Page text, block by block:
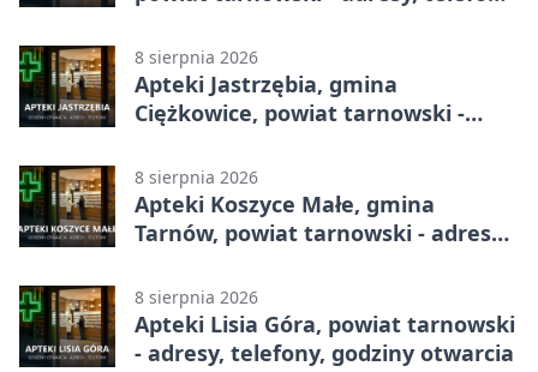
8 sierpnia 2026
Apteki Jastrzębia, gmina
Ciężkowice, powiat tarnowski -
8 sierpnia 2026
Apteki Koszyce Małe, gmina
Tarnów, powiat tarnowski - adresy,
8 sierpnia 2026
Apteki Lisia Góra, powiat tarnowski
- adresy, telefony, godziny otwarcia